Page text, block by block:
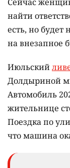
найти
есть, но будет
на внезапное
Июльский
Долдыриной
Автомобиль
жительнице
Поездка по
что машина